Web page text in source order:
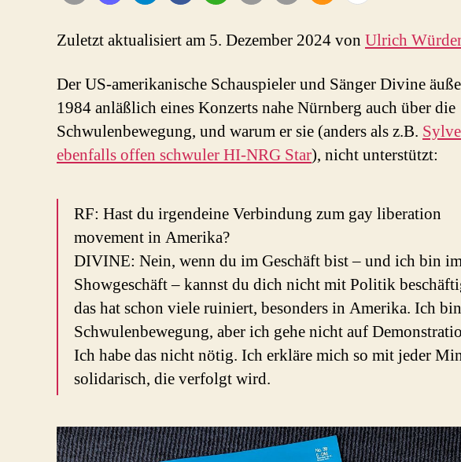
Zuletzt aktualisiert am 5. Dezember 2024 von Ulrich
Der US-amerikanische Schauspieler und Sänger Divine
1984 anläßlich eines Konzerts nahe Nürnberg auch über die
Schwulenbewegung, und warum er sie (anders als z.B.
ebenfalls offen schwuler HI-NRG Star), nicht unterstützt:
RF: Hast du irgendeine Verbindung zum gay liberation
movement in Amerika?
DIVINE: Nein, wenn du im Geschäft bist – und ich bin
Showgeschäft – kannst du dich nicht mit Politik
das hat schon viele ruiniert, besonders in Amerika. Ich
Schwulenbewegung, aber ich gehe nicht auf
Ich habe das nicht nötig. Ich erkläre mich so mit jeder
solidarisch, die verfolgt wird.